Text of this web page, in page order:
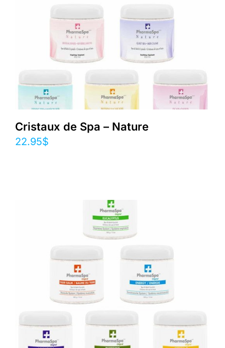
Cristaux de Spa – Nature
22.95$